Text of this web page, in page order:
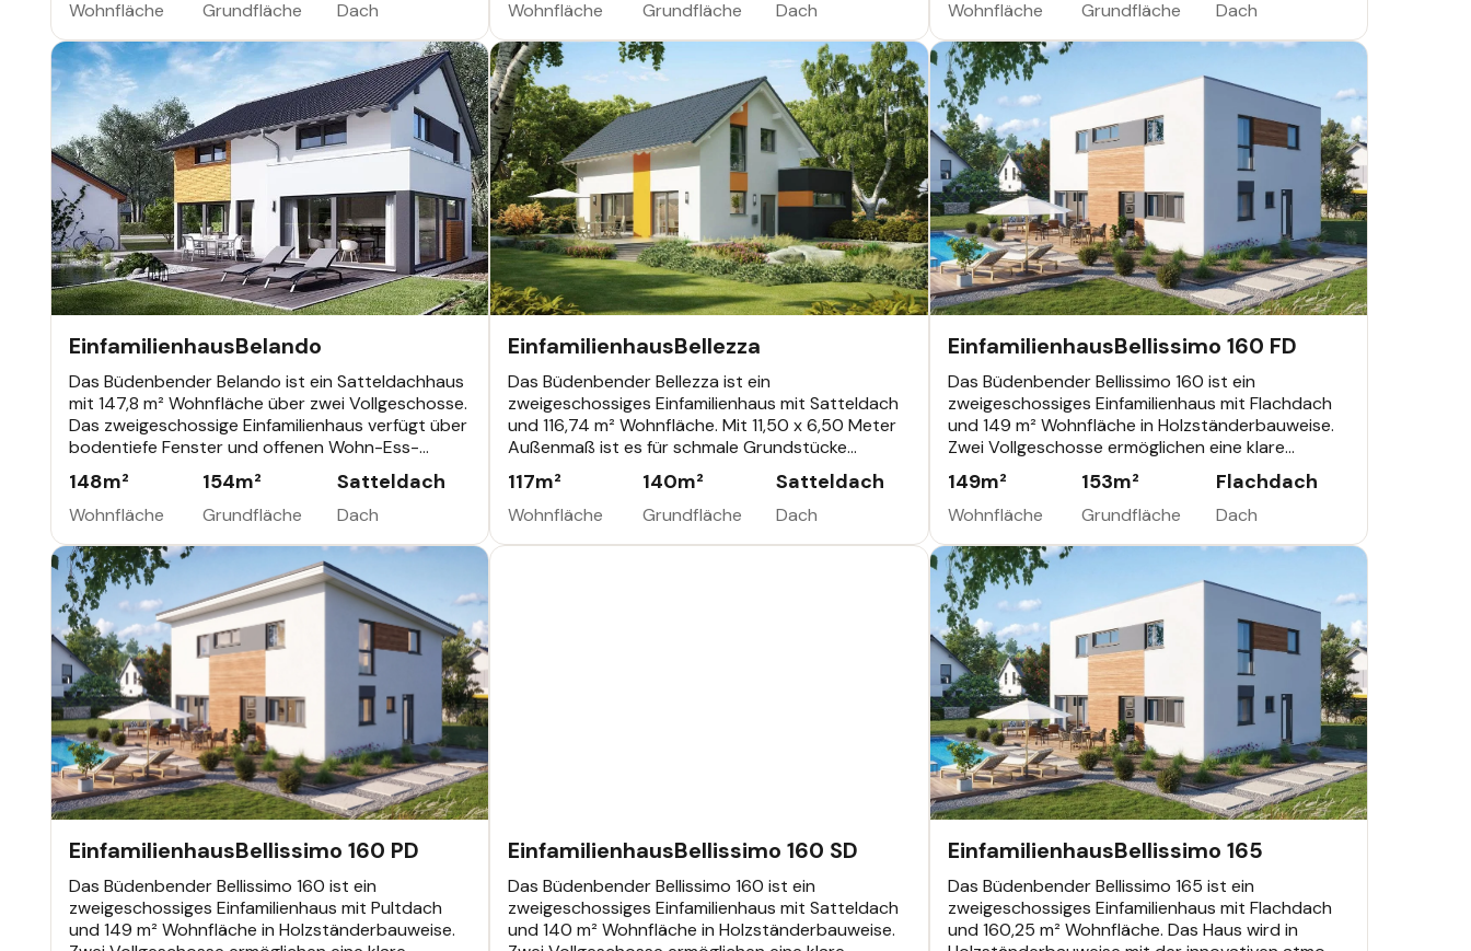
atmo-tec®.
Wohnfläche Grundfläche Dach Wohnfläche Grundfläche Dach
persönliche Wünsche.
Wohnfläche Grundfläche Dach
EinfamilienhausBelando
Das Büdenbender Belando ist ein Satteldachhaus
mit 147,8 m² Wohnfläche über zwei Vollgeschosse.
Das zweigeschossige Einfamilienhaus verfügt über
bodentiefe Fenster und offenen Wohn-Ess-
Kochbereich. Als KfW-förderfähiges
Energieeffizienzhaus kann es individuell geplant
werden.
148m²
Wohnfläche
154m²
Grundfläche
Satteldach
Dach
EinfamilienhausBellezza
Das Büdenbender Bellezza ist ein
zweigeschossiges Einfamilienhaus mit Satteldach
und 116,74 m² Wohnfläche. Mit 11,50 x 6,50 Meter
Außenmaß ist es für schmale Grundstücke
konzipiert. Der offene Grundriss verbindet
Wohnen, Essen und Küche zu einem großzügigen
Raumgefühl.
117m²
Wohnfläche
140m²
Grundfläche
Satteldach
Dach
Büdenbender Bestseller
EinfamilienhausBellissimo 160 FD
Das Büdenbender Bellissimo 160 ist ein
zweigeschossiges Einfamilienhaus mit Flachdach
und 149 m² Wohnfläche in Holzständerbauweise.
Zwei Vollgeschosse ermöglichen eine klare
Trennung von Wohn- und Schlafbereich. Grundriss
und Ausstattung werden individuell geplant – mit
Festpreisgarantie über 22 Monate.
149m²
Wohnfläche
153m²
Grundfläche
Flachdach
Dach
Büdenbender Bestseller
EinfamilienhausBellissimo 160 PD
Das Büdenbender Bellissimo 160 ist ein
zweigeschossiges Einfamilienhaus mit Pultdach
und 149 m² Wohnfläche in Holzständerbauweise.
Büdenbender Bestseller
EinfamilienhausBellissimo 160 SD
Das Büdenbender Bellissimo 160 ist ein
zweigeschossiges Einfamilienhaus mit Satteldach
und 140 m² Wohnfläche in Holzständerbauweise.
EinfamilienhausBellissimo 165
Das Büdenbender Bellissimo 165 ist ein
zweigeschossiges Einfamilienhaus mit Flachdach
und 160,25 m² Wohnfläche. Das Haus wird in